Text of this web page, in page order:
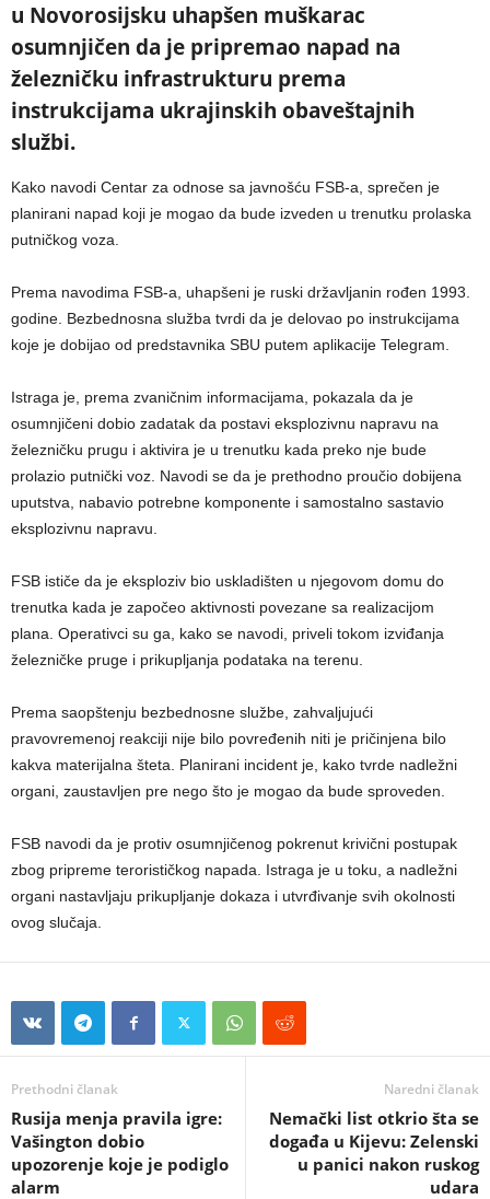
u Novorosijsku uhapšen muškarac
osumnjičen da je pripremao napad na
železničku infrastrukturu prema
instrukcijama ukrajinskih obaveštajnih
službi.
Kako navodi Centar za odnose sa javnošću FSB-a, sprečen je
planirani napad koji je mogao da bude izveden u trenutku prolaska
putničkog voza.
Prema navodima FSB-a, uhapšeni je ruski državljanin rođen 1993.
godine. Bezbednosna služba tvrdi da je delovao po instrukcijama
koje je dobijao od predstavnika SBU putem aplikacije Telegram.
Istraga je, prema zvaničnim informacijama, pokazala da je
osumnjičeni dobio zadatak da postavi eksplozivnu napravu na
železničku prugu i aktivira je u trenutku kada preko nje bude
prolazio putnički voz. Navodi se da je prethodno proučio dobijena
uputstva, nabavio potrebne komponente i samostalno sastavio
eksplozivnu napravu.
FSB ističe da je eksploziv bio uskladišten u njegovom domu do
trenutka kada je započeo aktivnosti povezane sa realizacijom
plana. Operativci su ga, kako se navodi, priveli tokom izviđanja
železničke pruge i prikupljanja podataka na terenu.
Prema saopštenju bezbednosne službe, zahvaljujući
pravovremenoj reakciji nije bilo povređenih niti je pričinjena bilo
kakva materijalna šteta. Planirani incident je, kako tvrde nadležni
organi, zaustavljen pre nego što je mogao da bude sproveden.
FSB navodi da je protiv osumnjičenog pokrenut krivični postupak
zbog pripreme terorističkog napada. Istraga je u toku, a nadležni
organi nastavljaju prikupljanje dokaza i utvrđivanje svih okolnosti
ovog slučaja.
Prethodni članak
Rusija menja pravila igre:
Vašington dobio
upozorenje koje je podiglo
alarm
Naredni članak
Nemački list otkrio šta se
događa u Kijevu: Zelenski
u panici nakon ruskog
udara